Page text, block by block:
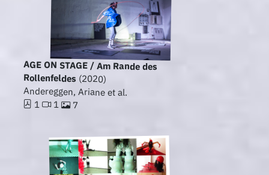
AGE ON STAGE / Am Rande des
Rollenfeldes (2020)
Andereggen, Ariane et al.
1 1 7